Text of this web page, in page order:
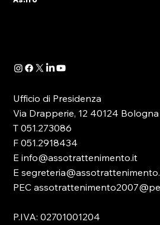
partecipanti all’evento
Ufficio di Presidenza
Via Drapperie, 12 40124 Bologna
T 051.273086
F 051.2918434
E info@assotrattenimento.it
E
PEC
P.IVA: 02701001204